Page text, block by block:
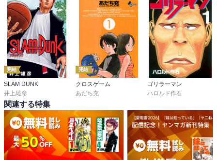
完結
SLAM DUNK
井上雄彦
完結
クロスゲーム
あだち充
ゴリラーマン
ハロルド作石
関連する特集